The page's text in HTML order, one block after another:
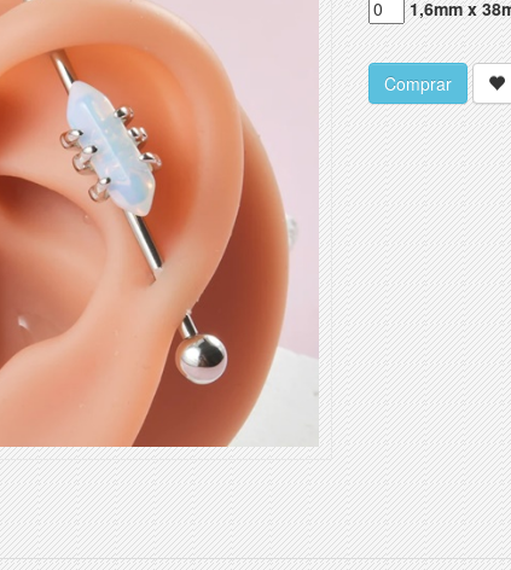
1,6mm x
Comprar